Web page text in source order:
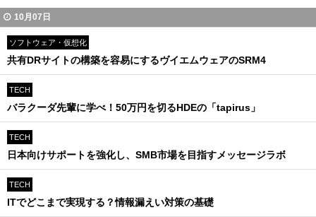
10月07日
ソフトウェア・仮想化
共有DRサイトの構築を容易にするヴイエムウェアのSRM4
TECH
バラクーダ先輩に学べ！50万円を切るHDEの「tapirus」
TECH
日本向けサポートを強化し、SMB市場を目指すメッセージラボ
TECH
ITでどこまで実現する？情報漏えい対策の基礎